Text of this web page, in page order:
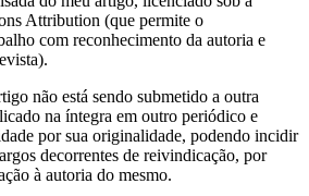
Attribution (que permite o
com reconhecimento da autoria e
não está sendo submetido a outra
na íntegra em outro periódico e
por sua originalidade, podendo incidir
decorrentes de reivindicação, por
à autoria do mesmo.